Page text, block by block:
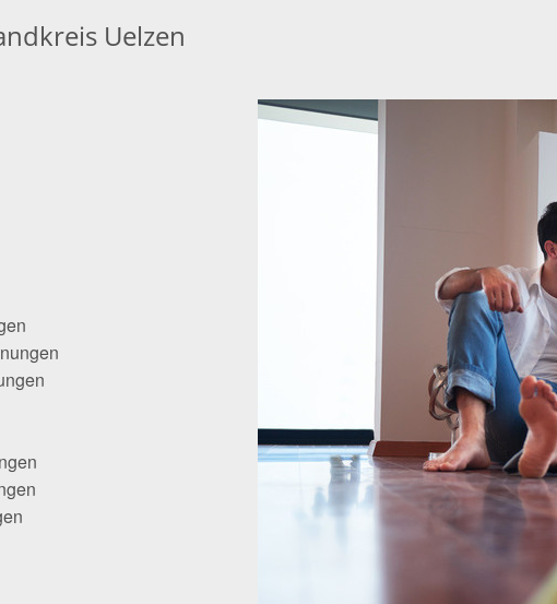
Uelzen